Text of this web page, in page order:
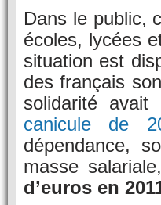
Dans le public,
écoles, lycées
situation est
des français
solidarité
canicule de
dépendance,
masse
d’euros en